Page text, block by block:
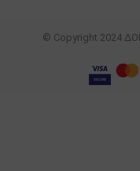
© Copyright 2024